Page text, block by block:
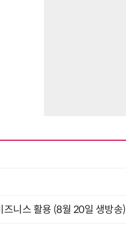
니스 활용 (8월 20일 생방송)